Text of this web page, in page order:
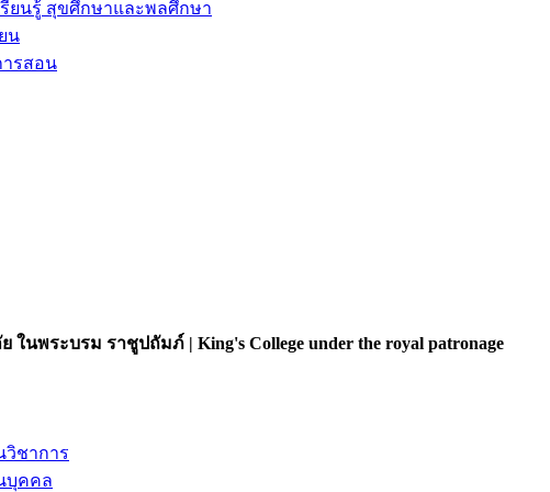
รียนรู้ สุขศึกษาและพลศึกษา
น
รสอน
ในพระบรม ราชูปถัมภ์ | King's College under the royal patronage
วิชาการ
บุคคล